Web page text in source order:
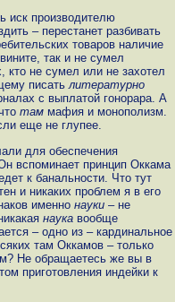
иск производителю
– перестанет разбивать
товаров наличие
так и не сумел
кто не сумел или не захотел
писатьлитературно
с выплатой гонорара. А
там мафия и монополизм.
еще не глупее.
для обеспечения
вспоминает принцип Оккама
к банальности. Что тут
и никаких проблем я в его
именно науки – не
наука вообще
– одно из – кардинальное
там Оккамов – только
Не обращаетесь же вы в
приготовления индейки к